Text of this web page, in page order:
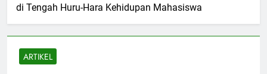
di Tengah Huru-Hara Kehidupan Mahasiswa
ARTIKEL